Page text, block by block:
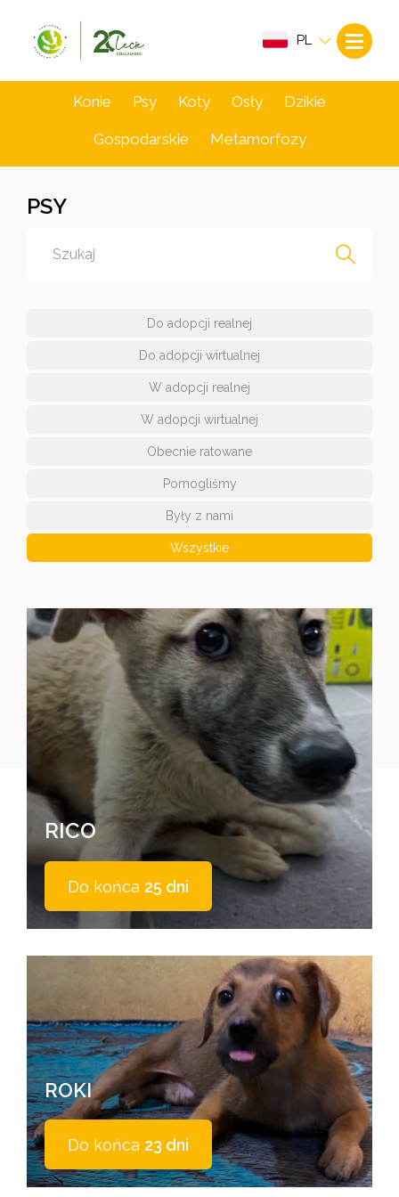
PL
Konie Psy Koty Osły Dzikie
Gospodarskie Metamorfozy
PSY
Do adopcji realnej
Do adopcji wirtualnej
W adopcji realnej
W adopcji wirtualnej
Obecnie ratowane
Pomogliśmy
Były z nami
Wszystkie
RICO
Do końca 25 dni
ROKI
Do końca 23 dni